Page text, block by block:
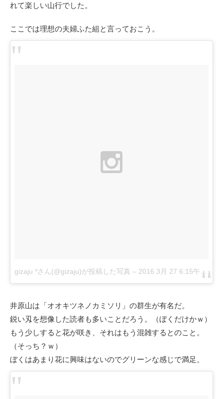
れて楽しい山行でした。
ここでは理想の夫婦ふた組と言っておこう。
gizaju *さん(@gizaju)が投稿した写真 – 2016 3月 27 6:15午前 PDT
井原山は「オオキツネノカミソリ」の群生が有名だ。
鋭い刄を想像した読者も多いことだろう。（ぼくだけかｗ）
もう少しすると花が咲き、それはもう混雑するとのこと。
（そっち？ｗ）
ぼくはあまり花に興味はないのでグリーンな感じで満足。